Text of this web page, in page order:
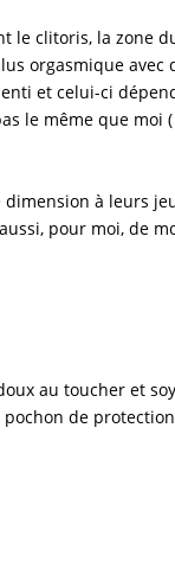
le clitoris, la zone
orgasmique avec
et celui-ci
le même que moi (
à leurs
pour moi, de
au toucher et
de